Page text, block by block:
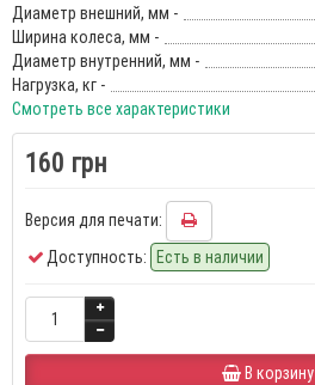
Диаметр внешний, мм -
Ширина колеса, мм -
Диаметр внутренний, мм -
Нагрузка, кг -
Смотреть все характеристики
160 грн
Версия для печати:
Доступность: Есть в наличии
В корзину